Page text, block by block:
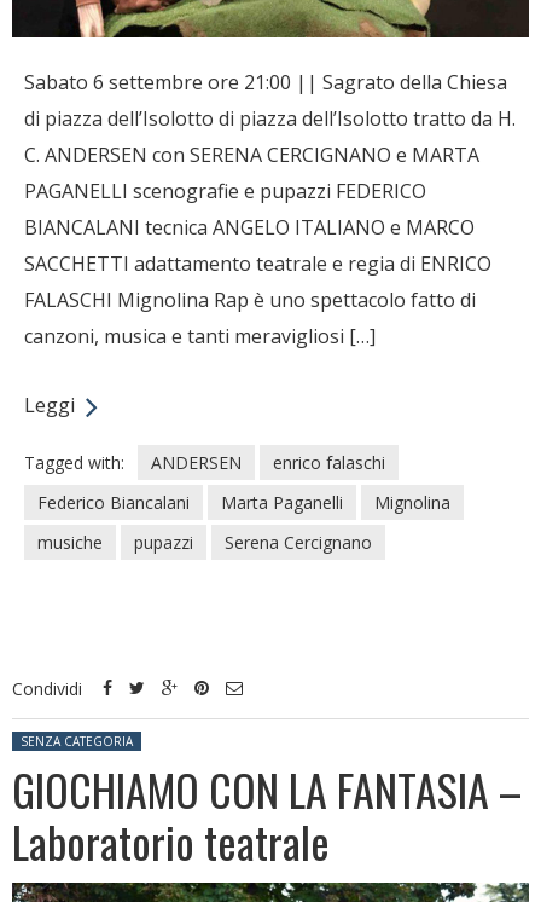
Sabato 6 settembre ore 21:00 || Sagrato della Chiesa
di piazza dell’Isolotto di piazza dell’Isolotto tratto da H.
C. ANDERSEN con SERENA CERCIGNANO e MARTA
PAGANELLI scenografie e pupazzi FEDERICO
BIANCALANI tecnica ANGELO ITALIANO e MARCO
SACCHETTI adattamento teatrale e regia di ENRICO
FALASCHI Mignolina Rap è uno spettacolo fatto di
canzoni, musica e tanti meravigliosi […]
Leggi
Tagged with: ANDERSEN
enrico falaschi
Federico Biancalani
Marta Paganelli
Mignolina
musiche
pupazzi Serena Cercignano
Condividi
Posted in:
SENZA CATEGORIA
GIOCHIAMO CON LA FANTASIA –
Laboratorio teatrale